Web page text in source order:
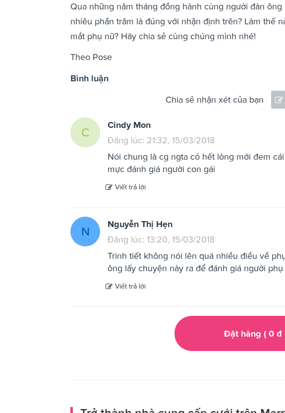
Qua những năm tháng đồng hành cùng người đàn
nhiêu phần trăm là đúng với nhận định trên? Làm thế
mắt phụ nữ? Hãy chia sẻ cùng chúng mình nhé!
Theo Pose
Bình luận
Chia sẻ nhận xét của bạn
C
Cindy Mon
Đăng lúc: 21:32, 15/03/2018
Nói chung là cg ngta có hết lòng mới đem
mực đánh giá người con gái
Viết trả lời
N
Nguyễn Thị Hẹn
Đăng lúc: 13:20, 15/03/2018
Trinh tiết không nói lên quá nhiều điều về
ông lấy chuyện này ra để đánh giá người
Viết trả lời
Đặt hàng ( 0đ